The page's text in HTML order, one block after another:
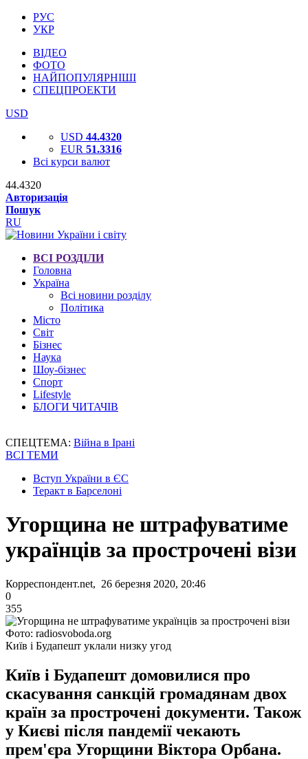
РУС
УКР
ВІДЕО
ФОТО
НАЙПОПУЛЯРНІШІ
СПЕЦПРОЕКТИ
USD
USD 44.4320
EUR 51.3316
Всі курси валют
44.4320
Авторизація
Пошук
RU
ВСІ РОЗДІЛИ
Головна
Україна
Всі новини розділу
Політика
Місто
Світ
Бізнес
Наука
Шоу-бізнес
Спорт
Lifestyle
БЛОГИ ЧИТАЧІВ
СПЕЦТЕМА: Війна в Ірані
ВСІ ТЕМИ
Вступ України в ЄС
Теракт в Барселоні
Угорщина не штрафуватиме
українців за прострочені візи
Корреспондент.net, 26 березня 2020, 20:46
0
355
Фото: radiosvoboda.org
Київ і Будапешт уклали низку угод
Київ і Будапешт домовилися про
скасування санкцій громадянам двох
країн за прострочені документи. Також
у Києві після пандемії чекають
прем'єра Угорщини Віктора Орбана.